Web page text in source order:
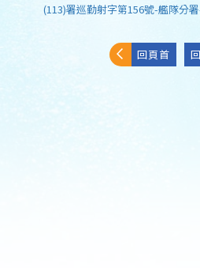
(113)署巡勤射字第156號-艦隊分
回頁首